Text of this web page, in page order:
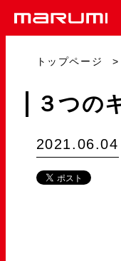
トップページ
３つの
2021.06.04